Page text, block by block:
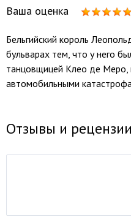
Ваша оценка
Бельгийский король
бульварах тем, что у него
танцовщицей Клео де Меро,
автомобильными
Отзывы и рецензии